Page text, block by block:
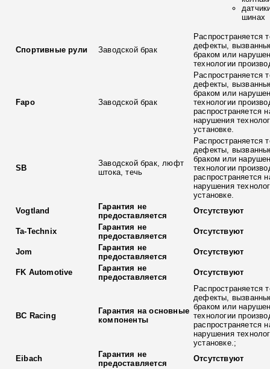
шинах
Спортивные рули Заводской брак
Распространяется
дефекты,
браком или
технологии
Fapo Заводской брак
Распространяется
дефекты,
браком или
технологии
распространяется
нарушения
установке.
SB
Заводской брак, люфт
штока, течь
Распространяется
дефекты,
браком или
технологии
распространяется
нарушения
установке.
Vogtland
Гарантия не
предоставляется
Отсутствуют
Ta-Technix
Гарантия не
предоставляется
Отсутствуют
Jom
Гарантия не
предоставляется
Отсутствуют
FK Automotive
Гарантия не
предоставляется
Отсутствуют
BC Racing
Гарантия на основные
компоненты
Распространяется
дефекты,
браком или
технологии
распространяется
нарушения
установке.;
Eibach
Гарантия не
предоставляется
Отсутствуют